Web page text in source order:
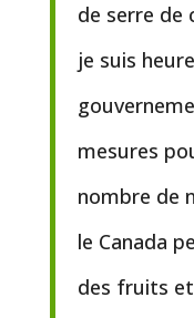
de serre de
je suis
mesures
nombre de
le Canada
des fruits et